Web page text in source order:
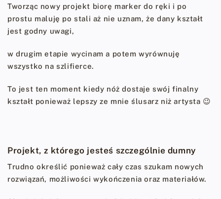
Tworząc nowy projekt biorę marker do ręki i po
prostu maluję po stali aż nie uznam, że dany kształt
jest godny uwagi,
w drugim etapie wycinam a potem wyrównuję
wszystko na szlifierce.
To jest ten moment kiedy nóż dostaje swój finalny
kształt ponieważ lepszy ze mnie ślusarz niż artysta 😉
Projekt, z którego jesteś szczególnie dumny
Trudno określić ponieważ cały czas szukam nowych
rozwiązań, możliwości wykończenia oraz materiałów.